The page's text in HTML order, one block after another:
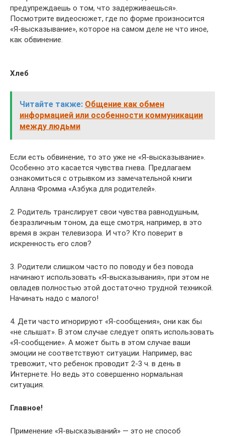
предупреждаешь о том, что задерживаешься».
Посмотрите видеосюжет, где по форме произносится
«Я-высказывание», которое на самом деле не что иное,
как обвинение.
Хлеб
Читайте также: Общение как обмен
информацией или особенности коммуникации
между людьми
Если есть обвинение, то это уже не «Я-высказывание».
Особенно это касается чувства гнева. Предлагаем
ознакомиться с отрывком из замечательной книги
Аллана Фромма «Азбука для родителей».
2. Родитель транслирует свои чувства равнодушным,
безразличным тоном, да еще смотря, например, в это
время в экран телевизора. И что? Кто поверит в
искренность его слов?
3. Родители слишком часто по поводу и без повода
начинают использовать «Я-высказывания», при этом не
овладев полностью этой достаточно трудной техникой.
Начинать надо с малого!
4. Дети часто игнорируют «Я-сообщения», они как бы
«не слышат». В этом случае следует опять использовать
«Я-сообщение». А может быть в этом случае ваши
эмоции не соответствуют ситуации. Например, вас
тревожит, что ребенок проводит 2-3 ч. в день в
Интернете. Но ведь это совершенно нормальная
ситуация.
Главное!
Применение «Я-высказываний» — это не способ